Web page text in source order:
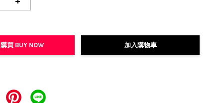
買 BUY NOW 加入購物車